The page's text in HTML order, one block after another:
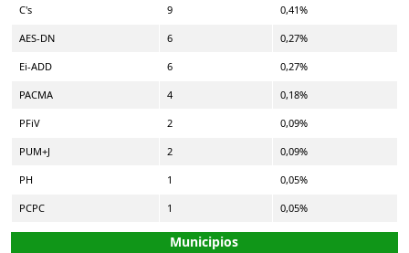
C's 9 0,41%
AES-DN 6 0,27%
Ei-ADD 6 0,27%
PACMA 4 0,18%
PFiV 2 0,09%
PUM+J 2 0,09%
PH 1 0,05%
PCPC 1 0,05%
Municipios